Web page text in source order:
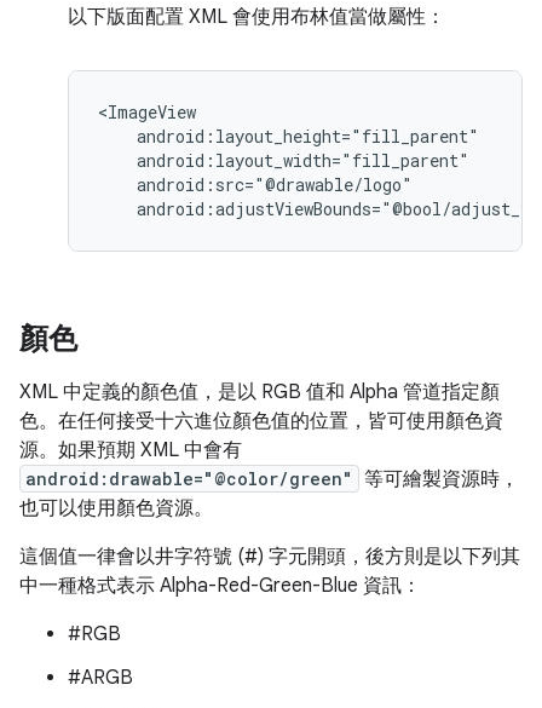
以下版面配置 XML 會使用布林值當做屬性：
android:adjustViewBounds="@bool/
顏色
XML 中定義的顏色值，是以 RGB 值和 Alpha 管道指定顏
色。在任何接受十六進位顏色值的位置，皆可使用顏色資
源。如果預期 XML 中會有
android:drawable="@color/green"
等可繪製資源時，
也可以使用顏色資源。
這個值一律會以井字符號 (#) 字元開頭，後方則是以下列其
中一種格式表示 Alpha-Red-Green-Blue 資訊：
#RGB
#ARGB